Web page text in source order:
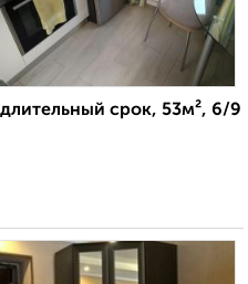
срок, 53м², 6/9